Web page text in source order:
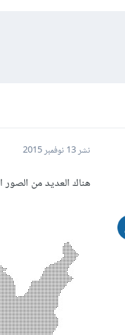
نشر13 نوفمبر 2015
هناك العديد من